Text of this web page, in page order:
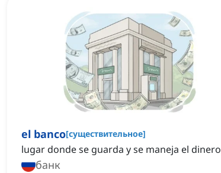
el banco[существительное]
lugar donde se guarda y se maneja el dinero
банк